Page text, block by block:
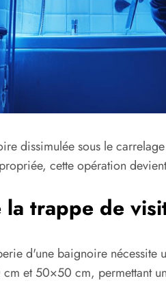
dissimulée sous le
cette opération
trappe de
d'une baignoire nécessite
et 50×50 cm, permettant